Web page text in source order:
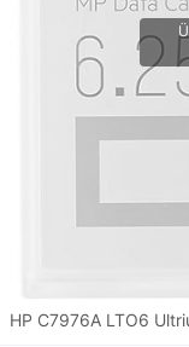
HP C7976A LTO6